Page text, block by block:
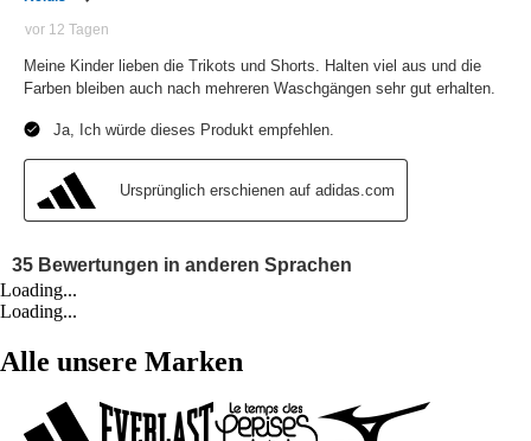
Loading...
Loading...
Alle unsere Marken